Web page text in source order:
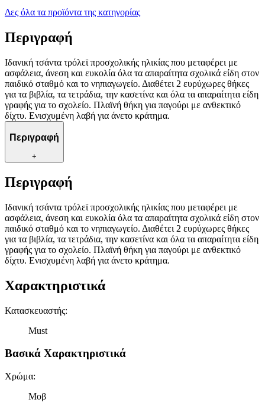
Δες όλα τα προϊόντα της κατηγορίας
Περιγραφή
Ιδανική τσάντα τρόλεϊ προσχολικής ηλικίας που μεταφέρει με
ασφάλεια, άνεση και ευκολία όλα τα απαραίτητα σχολικά είδη στον
παιδικό σταθμό και το νηπιαγωγείο. Διαθέτει 2 ευρύχωρες θήκες
για τα βιβλία, τα τετράδια, την κασετίνα και όλα τα απαραίτητα είδη
γραφής για το σχολείο. Πλαϊνή θήκη για παγούρι με ανθεκτικό
δίχτυ. Ενισχυμένη λαβή για άνετο κράτημα.
Περιγραφή
+
Περιγραφή
Ιδανική τσάντα τρόλεϊ προσχολικής ηλικίας που μεταφέρει με
ασφάλεια, άνεση και ευκολία όλα τα απαραίτητα σχολικά είδη στον
παιδικό σταθμό και το νηπιαγωγείο. Διαθέτει 2 ευρύχωρες θήκες
για τα βιβλία, τα τετράδια, την κασετίνα και όλα τα απαραίτητα είδη
γραφής για το σχολείο. Πλαϊνή θήκη για παγούρι με ανθεκτικό
δίχτυ. Ενισχυμένη λαβή για άνετο κράτημα.
Χαρακτηριστικά
Κατασκευαστής:
Must
Βασικά Χαρακτηριστικά
Χρώμα:
Μοβ